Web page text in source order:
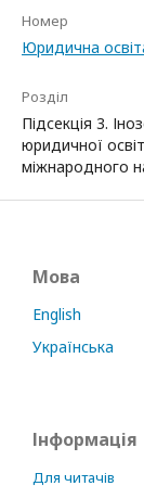
Номер
Юридична
Розділ
Підсекція 3.
юридичної
міжнародного
Мова
English
Українська
Інформація
Для читачів